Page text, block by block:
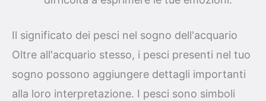
Il significato dei pesci nel sogno dell'acquario
Oltre all'acquario stesso, i pesci presenti nel tuo
sogno possono aggiungere dettagli importanti
alla loro interpretazione. I pesci sono simboli